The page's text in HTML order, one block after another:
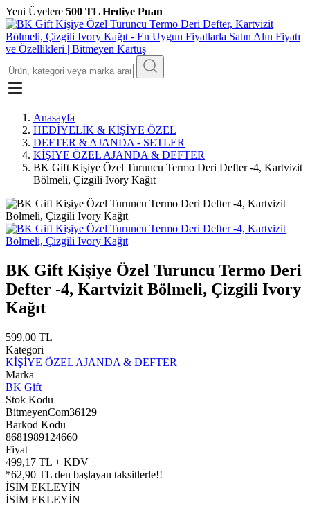
Yeni Üyelere 500 TL Hediye Puan
Anasayfa
HEDİYELİK & KİŞİYE ÖZEL
DEFTER & AJANDA - SETLER
KİŞİYE ÖZEL AJANDA & DEFTER
BK Gift Kişiye Özel Turuncu Termo Deri Defter -4, Kartvizit
Bölmeli, Çizgili Ivory Kağıt
BK Gift Kişiye Özel Turuncu Termo Deri
Defter -4, Kartvizit Bölmeli, Çizgili Ivory
Kağıt
599,00 TL
Kategori
KİŞİYE ÖZEL AJANDA & DEFTER
Marka
BK Gift
Stok Kodu
BitmeyenCom36129
Barkod Kodu
8681989124660
Fiyat
499,17 TL + KDV
*62,90 TL den başlayan taksitlerle!!
İSİM EKLEYİN
İSİM EKLEYİN